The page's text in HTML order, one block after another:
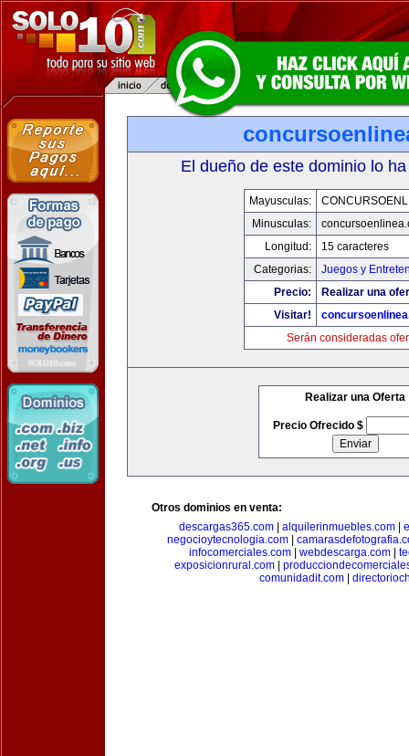
El dueño de este dominio lo
Mayusculas:
Minusculas:
Longitud:
15 caracteres
Categorias:
Juegos y
Precio:
Realizar una
Visitar!
Serán consideradas
Realizar una Oferta
Precio Ofrecido $
Otros dominios en venta:
descargas365.com| alquilerinmuebles.com|
negocioytecnologia.com
infocomerciales.com| webdescarga.com|
exposicionrural.com
comunidadit.com|